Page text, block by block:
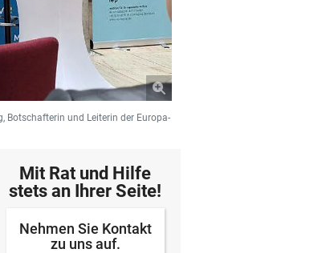
Botschafterin und Leiterin der Europa-
Mit Rat und Hilfe
stets an Ihrer Seite!
Nehmen Sie Kontakt
zu uns auf.